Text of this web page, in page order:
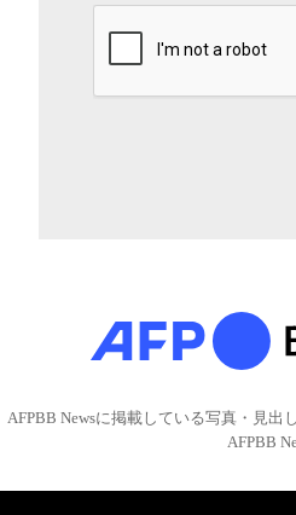
AFPBB Newsに掲載している写真・見
AFPBB